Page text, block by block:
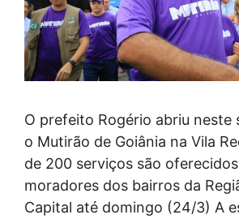
O prefeito Rogério abriu neste
o Mutirão de Goiânia na Vila
de 200 serviços são
moradores dos bairros da
Capital até domingo (24/3) A